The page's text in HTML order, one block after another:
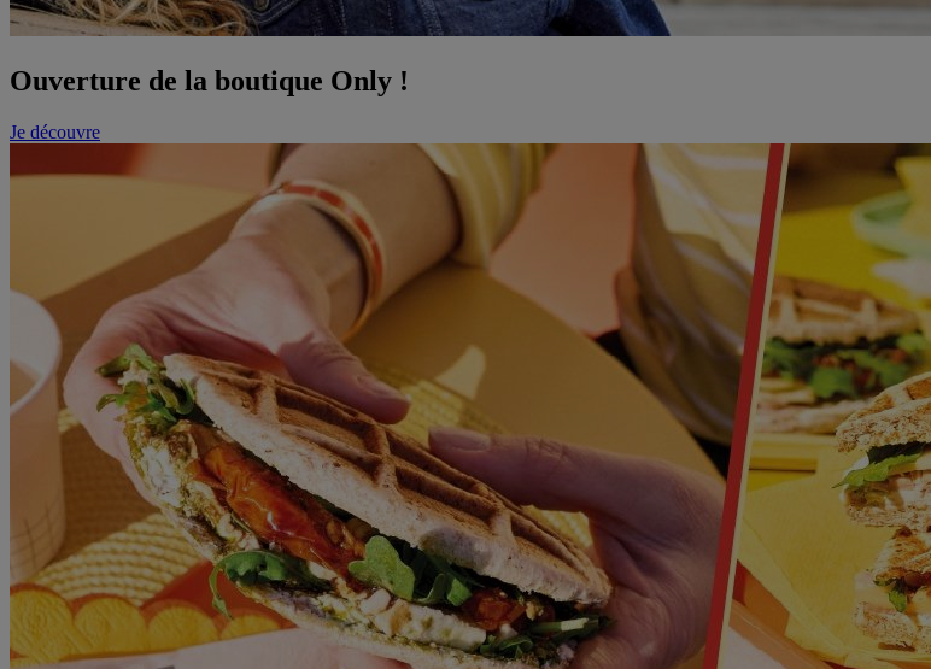
Ouverture de la boutique Only !
Je découvre